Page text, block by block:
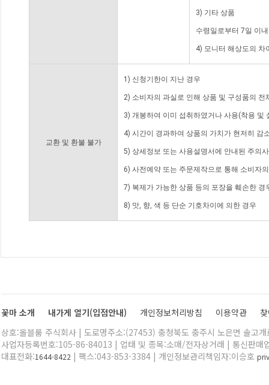
3) 기타 상품
수령일로부터 7일 이
4) 모니터 해상도의 차
교환 및 환불 불가
1) 신청기한이 지난 경우
2) 소비자의 과실로 인해 상품 및 구성품의
3) 개봉하여 이미 섭취하였거나 사용(착용 및
4) 시간이 경과하여 상품의 가치가 현저히 감
5) 상세정보 또는 사용설명서에 안내된 주의
6) 사전예약 또는 주문제작으로 통해 소비자
7) 복제가 가능한 상품 등의 포장을 훼손한 경
8) 맛, 향, 색 등 단순 기호차이에 의한 경우
꽃마 소개 내가게 열기(입점안내) 개인정보처리방침 이용약관
상호:올블룸 주식회사 | 도로명주소:(27453) 충청북도 충주시 노은면 솔고
사업자등록번호:105-86-84013 | 업태 및 종목:소매/전자상거래 | 통신판매
대표전화:1644-8422 | 팩스:043-853-3384 | 개인정보관리책임자:이승호